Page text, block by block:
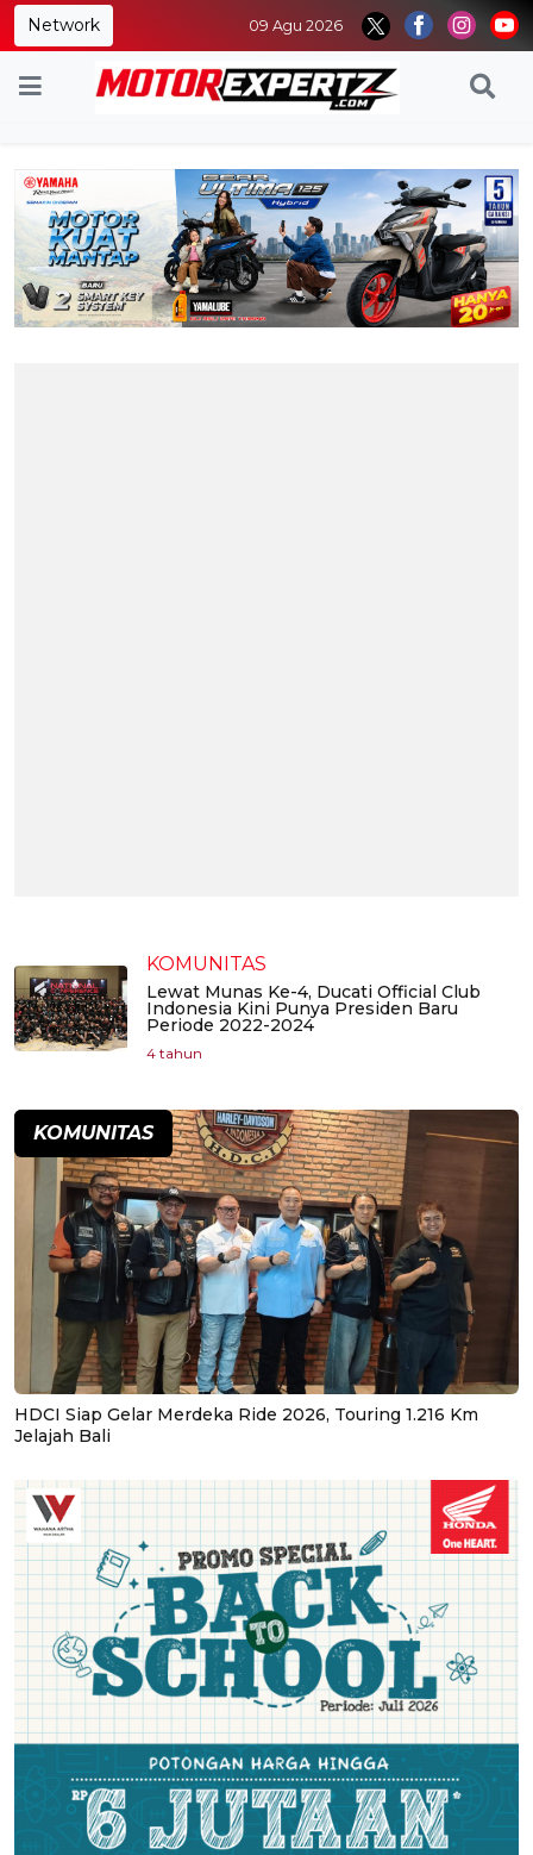
Network 09 Agu 2026
KOMUNITAS
Lewat Munas Ke-4, Ducati Official Club
Indonesia Kini Punya Presiden Baru
Periode 2022-2024
4 tahun
KOMUNITAS
HDCI Siap Gelar Merdeka Ride 2026, Touring 1.216 Km
Jelajah Bali